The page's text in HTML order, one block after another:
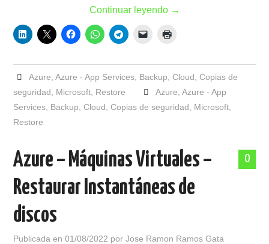
Continuar leyendo →
Azure Azure - App Services, Backup Cloud Copias de
seguridad
Microsoft Restore Azure Azure - App
Services Backup ,Cloud ,Copias de seguridad Microsoft
Restore
0
Azure – Máquinas Virtuales –
Restaurar Instantáneas de
discos
Publicada en01/08/2022 porJose Ramon Ramos Gata